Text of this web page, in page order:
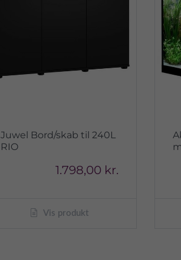
Juwel Bord/skab til 240L
RIO
1.798,00 kr.
Vis produkt